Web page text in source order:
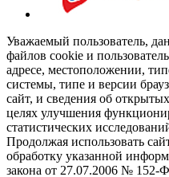
Уважаемый пользователь,
файлов cookie и
адресе, местоположении,
системы, типе и версии
сайт, и сведения об
целях улучшения
статистических
Продолжая использовать
обработку указанной
закона от 27.07.2006 № 152-